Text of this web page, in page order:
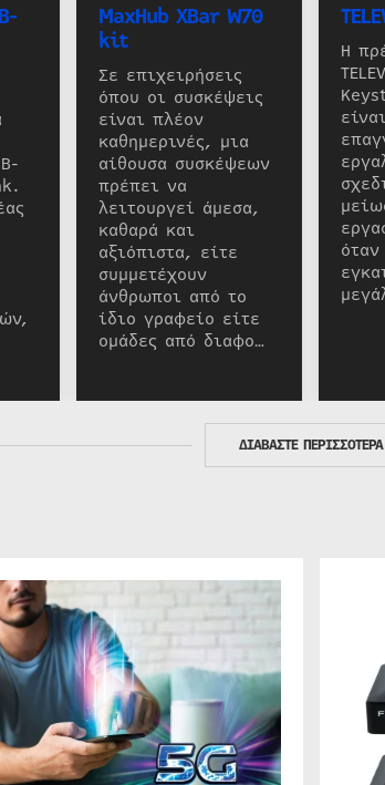
MaxHub XBar W70
kit
Σε επιχειρήσεις
όπου οι συσκέψεις
είναι πλέον
καθημερινές, μια
αίθουσα συσκέψεων
πρέπει να
λειτουργεί άμεσα,
καθαρά και
αξιόπιστα, είτε
συμμετέχουν
άνθρωποι από το
ίδιο γραφείο είτε
ομάδες από διαφο…
Η
ΔΙΑΒΑΣΤΕ ΠΕΡΙΣΣΟΤΕΡΑ